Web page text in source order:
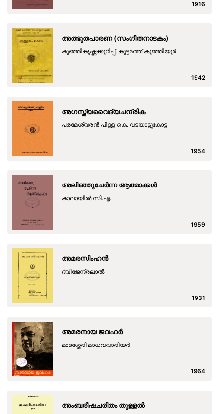
1916
അത്ഭുതപാരണ (സംഗീതനാടകം)
കുഞ്ഞികൃഷ്ണക്കുറിപ്പ്, കുട്ടമത്ത് കുഞ്ഞിയൂര്‍
1942
അഗസ്ത്യവൈദ്യചന്ദ്രിക
പരമേശ്വരൻ പിള്ള കെ. വടയാട്ടുകോട്ട
1954
അലിഞ്ഞുചേർന്ന ആത്മാക്കൾ
കാലായിൽ സി.എ.
1959
അമരസിംഹൻ
ദ്വിജേന്ദ്രലാൽ
1931
അമരനായ ജവഹർ
മാടശ്ശേരി മാധവവാരിയർ
1964
അംബരീഷചരിതം തുള്ളൽ